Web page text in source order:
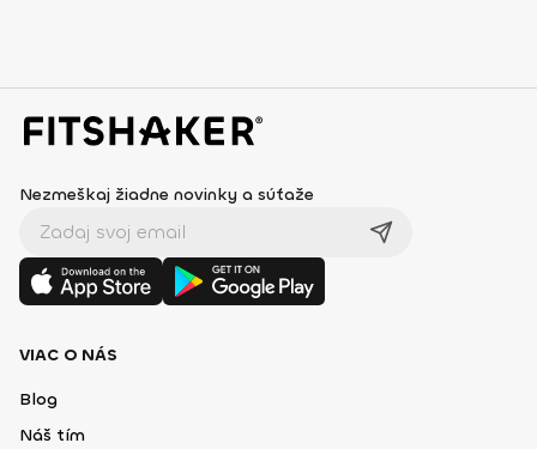
Nezmeškaj žiadne novinky a súťaže
VIAC O NÁS
Blog
Náš tím